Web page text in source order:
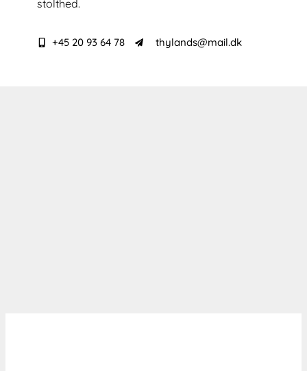
stolthed.​
+45 20 93 64 78 thylands@mail.dk